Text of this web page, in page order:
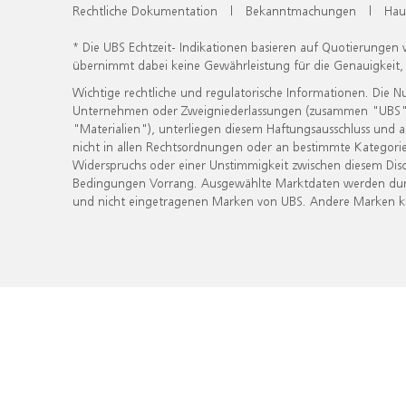
Rechtliche Dokumentation | Bekanntmachungen |
* Die UBS Echtzeit- Indikationen basieren auf
übernimmt dabei keine Gewährleistung für die
Wichtige rechtliche und regulatorische Informationen. Die
Unternehmen oder Zweigniederlassungen (zusammen
"Materialien"), unterliegen diesem Haftungsausschluss
nicht in allen Rechtsordnungen oder an bestimmte
Widerspruchs oder einer Unstimmigkeit zwischen diesem
Bedingungen Vorrang. Ausgewählte Marktdaten werden
und nicht eingetragenen Marken von UBS. Andere Marken